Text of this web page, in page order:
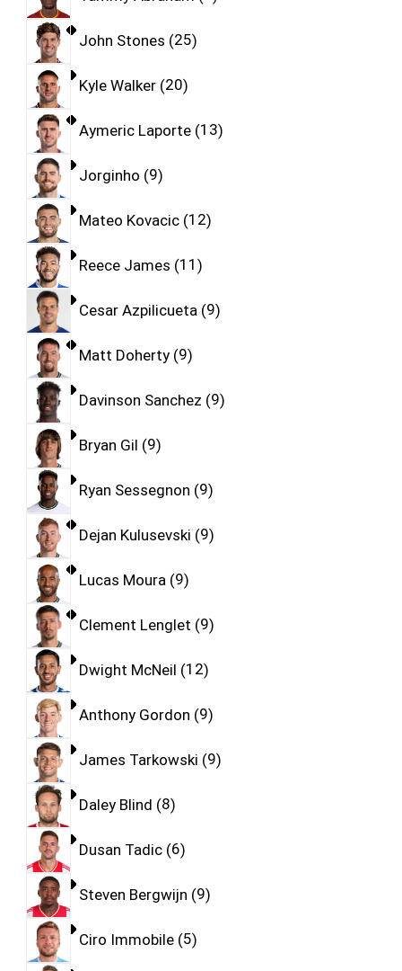
John Stones 25
Kyle Walker 20
Aymeric Laporte 13
Jorginho 9
Mateo Kovacic 12
Reece James 11
Cesar Azpilicueta 9
Matt Doherty 9
Davinson Sanchez 9
Bryan Gil 9
Ryan Sessegnon 9
Dejan Kulusevski 9
Lucas Moura 9
Clement Lenglet 9
Dwight McNeil 12
Anthony Gordon 9
James Tarkowski 9
Daley Blind 8
Dusan Tadic 6
Steven Bergwijn 9
Ciro Immobile 5